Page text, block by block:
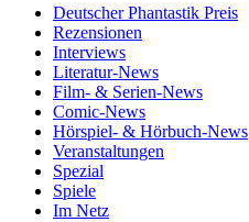
Deutscher Phantastik Preis
Rezensionen
Interviews
Literatur-News
Film- & Serien-News
Comic-News
Hörspiel- & Hörbuch-News
Veranstaltungen
Spezial
Spiele
Im Netz